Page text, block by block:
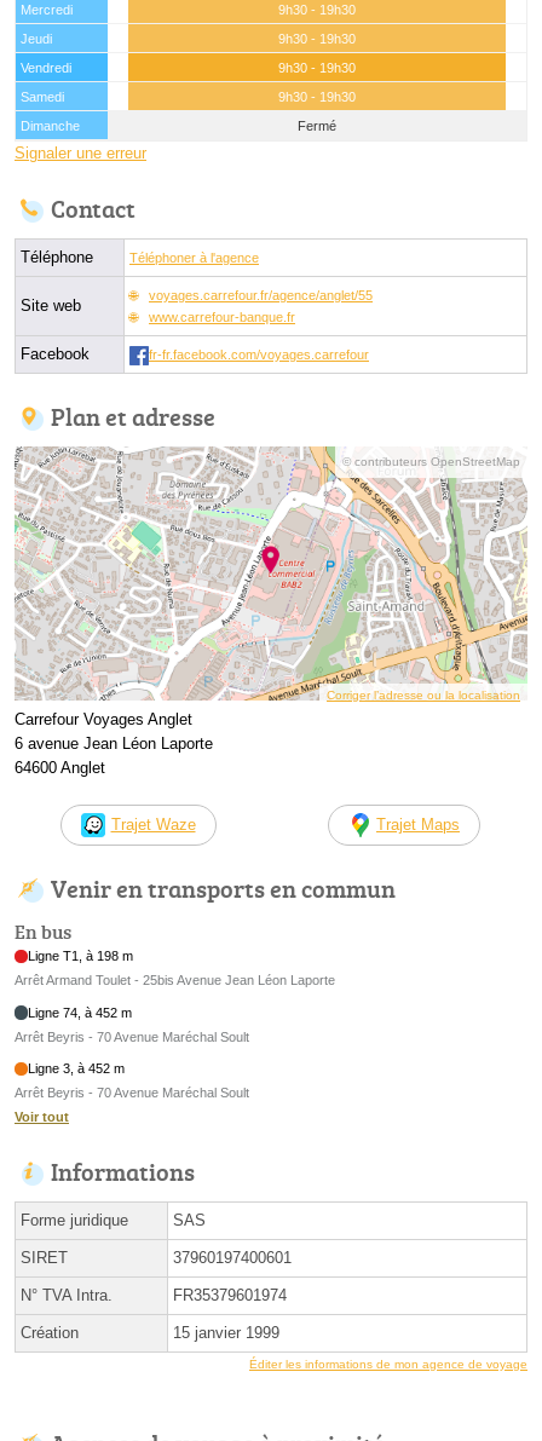
Mercredi
9h30 - 19h30
Jeudi
9h30 - 19h30
Vendredi
9h30 - 19h30
Samedi
9h30 - 19h30
Dimanche
Fermé
Signaler une erreur
Contact
Téléphone Téléphoner à l'agence
Site web
voyages.carrefour.fr/agence/anglet/55
www.carrefour-banque.fr
Facebook fr-fr.facebook.com/voyages.carrefour
Plan et adresse
© contributeurs OpenStreetMap
Corriger l’adresse ou la localisation
Carrefour Voyages Anglet
6 avenue Jean Léon Laporte
64600 Anglet
Trajet Waze Trajet Maps
Venir en transports en commun
En bus
Ligne T1, à 198 m
Arrêt Armand Toulet - 25bis Avenue Jean Léon Laporte
Ligne 74, à 452 m
Arrêt Beyris - 70 Avenue Maréchal Soult
Ligne 3, à 452 m
Arrêt Beyris - 70 Avenue Maréchal Soult
Voir tout
Informations
Forme juridique SAS
SIRET 37960197400601
N° TVA Intra. FR35379601974
Création 15 janvier 1999
Éditer les informations de mon agence de voyage